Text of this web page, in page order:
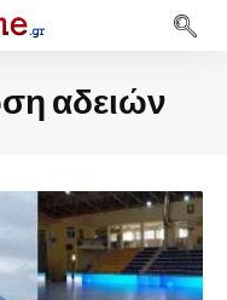
αδειών